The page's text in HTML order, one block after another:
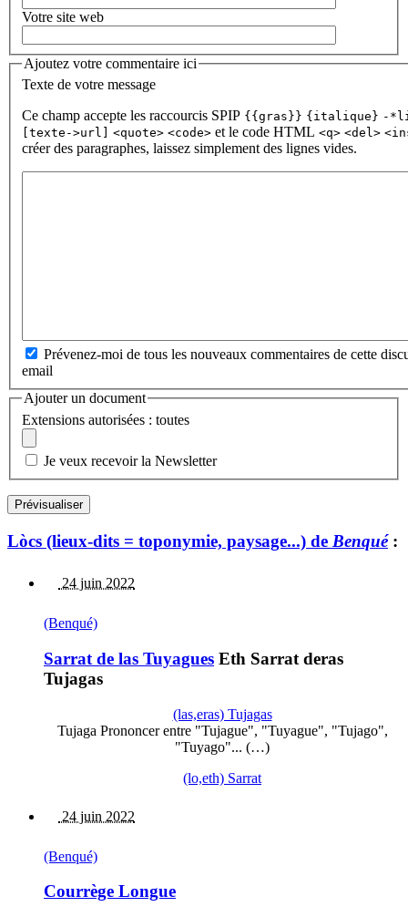
Votre site web
Ajoutez votre commentaire ici
Texte de votre message
Ce champ accepte les raccourcis SPIP {{gras}} {italique} -
[texte->url]
<quote> <code> et le code HTML <q> <del>
créer des paragraphes, laissez simplement des lignes vides.
Prévenez-moi de tous les nouveaux commentaires de cette
email
Ajouter un document
Extensions autorisées : toutes
Je veux recevoir la Newsletter
Lòcs (lieux-dits = toponymie, paysage...) de Benqué:
24 juin 2022
(Benqué)
Sarrat de las Tuyagues Eth Sarrat deras
Tujagas
(las,eras) Tujagas
Tujaga Prononcer entre "Tujague", "Tuyague", "Tujago",
"Tuyago"... (…)
(lo,eth) Sarrat
24 juin 2022
(Benqué)
Courrège Longue